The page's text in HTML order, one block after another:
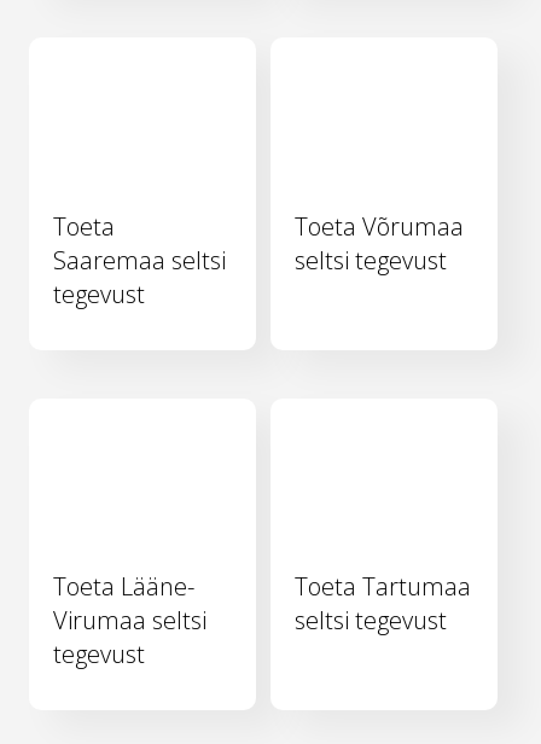
Toeta
Saaremaa seltsi
tegevust
Toeta Võrumaa
seltsi tegevust
Toeta Lääne-
Virumaa seltsi
tegevust
Toeta Tartumaa
seltsi tegevust